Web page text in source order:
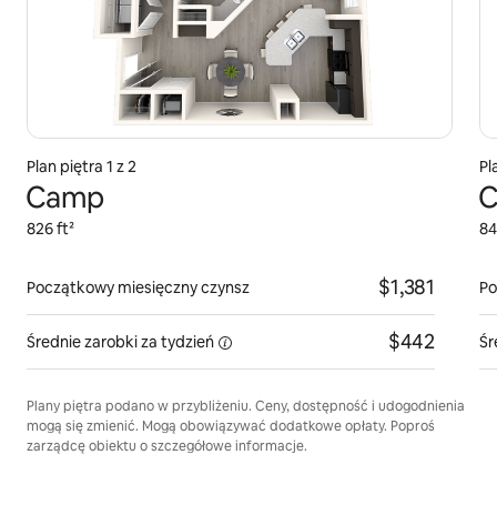
Plan piętra 1 z 2
Camp
826 ft²
Początkowy miesięczny czynsz $1,381
Średnie zarobki za tydzień $442
Plany piętra podano w przybliżeniu. Ceny, dostępność i udogodnienia
mogą się zmienić. Mogą obowiązywać dodatkowe opłaty. Poproś
zarządcę obiektu o szczegółowe informacje.